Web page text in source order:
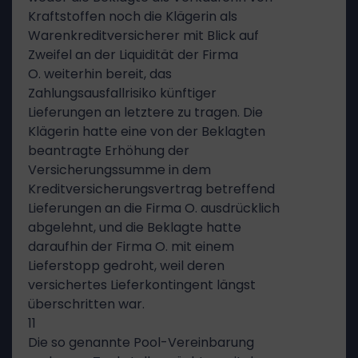
Kraftstoffen noch die Klägerin als
Warenkreditversicherer mit Blick auf
Zweifel an der Liquidität der Firma
O. weiterhin bereit, das
Zahlungsausfallrisiko künftiger
Lieferungen an letztere zu tragen. Die
Klägerin hatte eine von der Beklagten
beantragte Erhöhung der
Versicherungssumme in dem
Kreditversicherungsvertrag betreffend
Lieferungen an die Firma O. ausdrücklich
abgelehnt, und die Beklagte hatte
daraufhin der Firma O. mit einem
Lieferstopp gedroht, weil deren
versichertes Lieferkontingent längst
überschritten war.
11
Die so genannte Pool-Vereinbarung